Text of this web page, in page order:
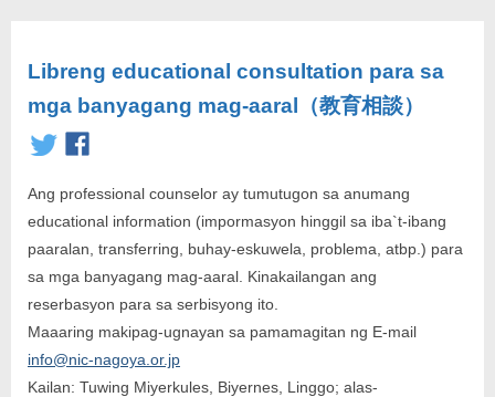
Libreng educational consultation para sa
mga banyagang mag-aaral（教育相談）
Ang professional counselor ay tumutugon sa anumang
educational information (impormasyon hinggil sa iba`t-ibang
paaralan, transferring, buhay-eskuwela, problema, atbp.) para
sa mga banyagang mag-aaral. Kinakailangan ang
reserbasyon para sa serbisyong ito.
Maaaring makipag-ugnayan sa pamamagitan ng E-mail
info@nic-nagoya.or.jp
Kailan: Tuwing Miyerkules, Biyernes, Linggo; alas-